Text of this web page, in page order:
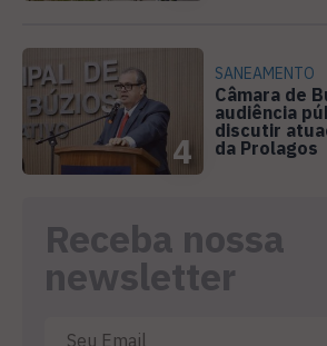
4
SANEAMENTO
Câmara de
audiência
discutir
da Prolagos
Receba nossa
newsletter